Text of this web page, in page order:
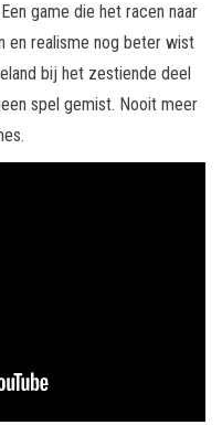
game die het racen naar
en realisme nog beter wist
bij het zestiende deel
spel gemist. Nooit meer